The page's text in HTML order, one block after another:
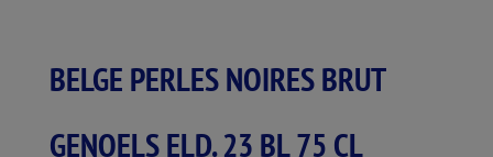
BELGE PERLES NOIRES BRUT
GENOELS ELD. 23 BL 75 CL